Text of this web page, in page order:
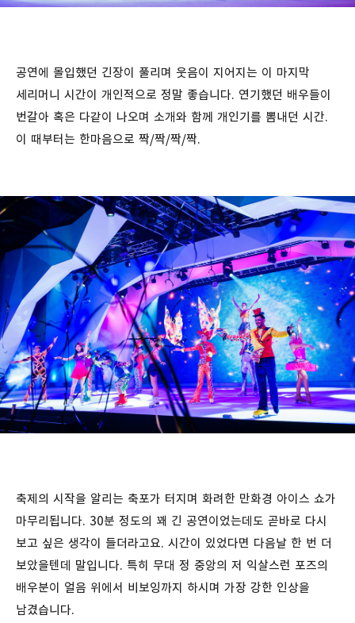
공연에 몰입했던 긴장이 풀리며 웃음이 지어지는 이 마지막
세리머니 시간이 개인적으로 정말 좋습니다. 연기했던 배우들이
번갈아 혹은 다같이 나오며 소개와 함께 개인기를 뽐내던 시간.
이 때부터는 한마음으로 짝/짝/짝/짝.
축제의 시작을 알리는 축포가 터지며 화려한 만화경 아이스 쇼가
마무리됩니다. 30분 정도의 꽤 긴 공연이었는데도 곧바로 다시
보고 싶은 생각이 들더라고요. 시간이 있었다면 다음날 한 번 더
보았을텐데 말입니다. 특히 무대 정 중앙의 저 익살스런 포즈의
배우분이 얼음 위에서 비보잉까지 하시며 가장 강한 인상을
남겼습니다.